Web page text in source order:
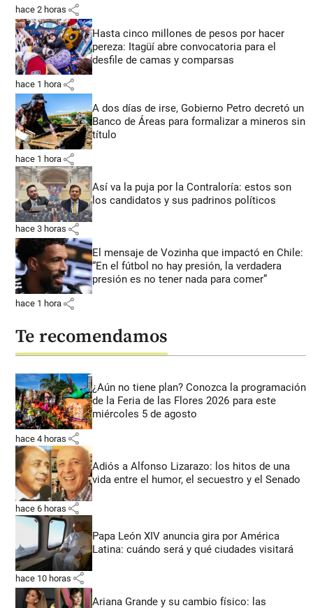
hace 2 horas share
Hasta cinco millones de pesos por hacer
pereza: Itagüí abre convocatoria para el
desfile de camas y comparsas
hace 1 hora share
A dos días de irse, Gobierno Petro decretó un
Banco de Áreas para formalizar a mineros sin
título
hace 1 hora share
Así va la puja por la Contraloría: estos son
los candidatos y sus padrinos políticos
hace 3 horas share
El mensaje de Vozinha que impactó en Chile:
“En el fútbol no hay presión, la verdadera
presión es no tener nada para comer”
hace 1 hora share
Te recomendamos
¿Aún no tiene plan? Conozca la programación
de la Feria de las Flores 2026 para este
miércoles 5 de agosto
hace 4 horas share
Adiós a Alfonso Lizarazo: los hitos de una
vida entre el humor, el secuestro y el Senado
hace 6 horas share
Papa León XIV anuncia gira por América
Latina: cuándo será y qué ciudades visitará
hace 10 horas share
Ariana Grande y su cambio físico: las